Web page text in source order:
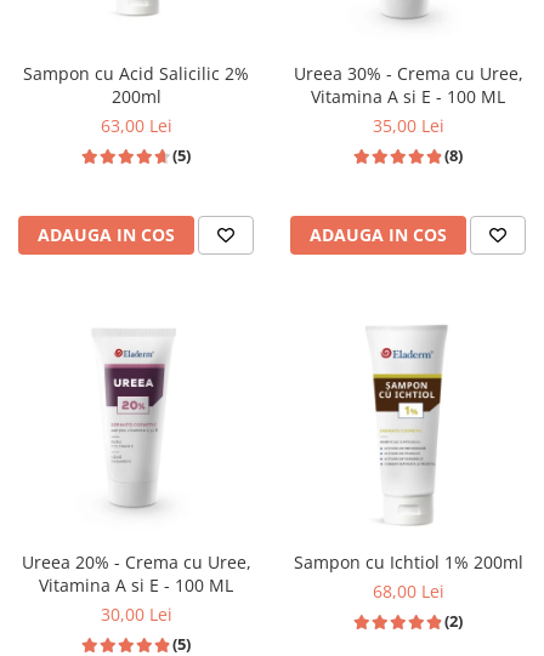
Sampon cu Acid Salicilic 2%
200ml
63,00 Lei
(5)
ADAUGA IN COS
Ureea 30% - Crema cu Uree,
Vitamina A si E - 100 ML
35,00 Lei
(8)
ADAUGA IN COS
Ureea 20% - Crema cu Uree,
Vitamina A si E - 100 ML
30,00 Lei
(5)
Sampon cu Ichtiol 1% 200ml
68,00 Lei
(2)